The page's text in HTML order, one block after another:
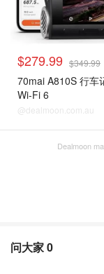
$279.99 $349.99
70mai A810S 行车
Wi-Fi 6
@dealmoon.com.au
Dealmoon
问大家0